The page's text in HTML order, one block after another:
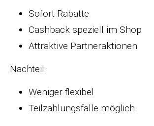
Sofort-Rabatte
Cashback speziell im Shop
Attraktive Partneraktionen
Nachteil:
Weniger flexibel
Teilzahlungsfalle möglich